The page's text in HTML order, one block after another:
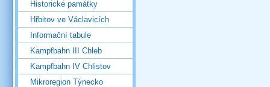
Historické památky
Hřbitov ve Václavicích
Informační tabule
Kampfbahn III Chleb
Kampfbahn IV Chlistov
Mikroregion Týnecko